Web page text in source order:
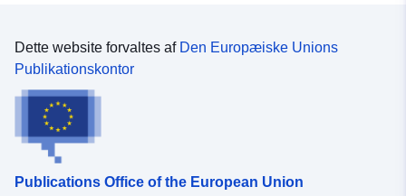
Dette website forvaltes af Den Europæiske Unions
Publikationskontor
Publications Office of the European Union